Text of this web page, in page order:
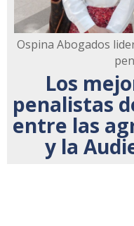
Ospina Abogados
Los
penalistas
entre las
y la